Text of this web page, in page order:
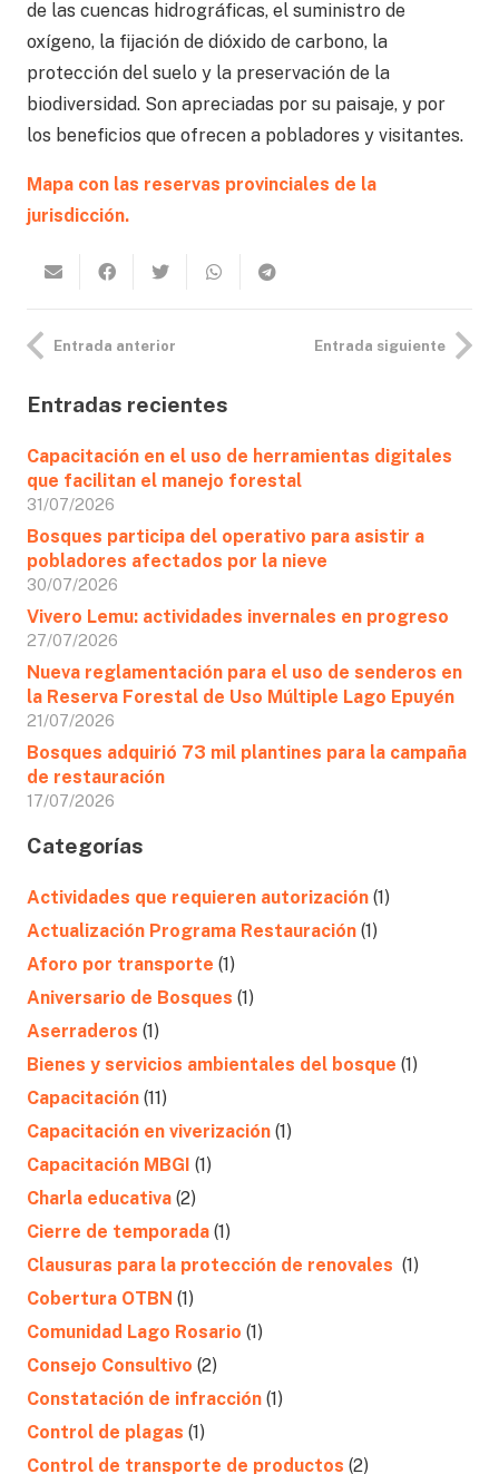
de las cuencas hidrográficas, el suministro de
oxígeno, la fijación de dióxido de carbono, la
protección del suelo y la preservación de la
biodiversidad. Son apreciadas por su paisaje, y por
los beneficios que ofrecen a pobladores y visitantes.
Mapa con las reservas provinciales de la
jurisdicción.
Entrada anterior Entrada siguiente
Entradas recientes
Capacitación en el uso de herramientas digitales
que facilitan el manejo forestal
31/07/2026
Bosques participa del operativo para asistir a
pobladores afectados por la nieve
30/07/2026
Vivero Lemu: actividades invernales en progreso
27/07/2026
Nueva reglamentación para el uso de senderos en
la Reserva Forestal de Uso Múltiple Lago Epuyén
21/07/2026
Bosques adquirió 73 mil plantines para la campaña
de restauración
17/07/2026
Categorías
Actividades que requieren autorización (1)
Actualización Programa Restauración (1)
Aforo por transporte (1)
Aniversario de Bosques (1)
Aserraderos (1)
Bienes y servicios ambientales del bosque (1)
Capacitación (11)
Capacitación en viverización (1)
Capacitación MBGI (1)
Charla educativa (2)
Cierre de temporada (1)
Clausuras para la protección de renovales (1)
Cobertura OTBN (1)
Comunidad Lago Rosario (1)
Consejo Consultivo (2)
Constatación de infracción (1)
Control de plagas (1)
Control de transporte de productos (2)